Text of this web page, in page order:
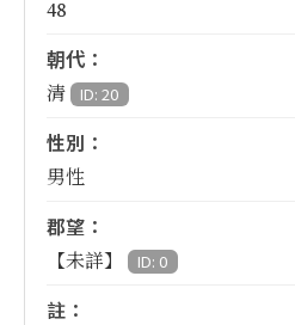
48
朝代：
清 ID: 20
性別：
男性
郡望：
【未詳】 ID: 0
註：